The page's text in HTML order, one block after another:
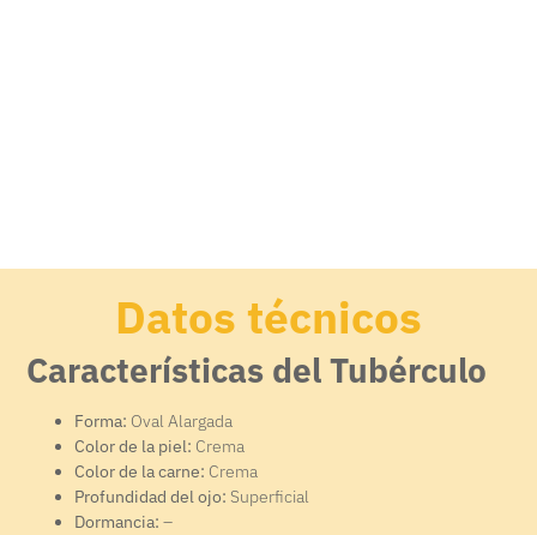
Datos técnicos
Características del Tubérculo
Forma: Oval Alargada
Color de la piel: Crema
Color de la carne: Crema
Profundidad del ojo: Superficial
Dormancia: –